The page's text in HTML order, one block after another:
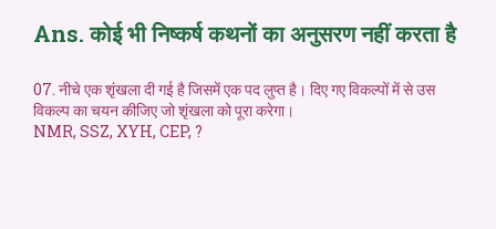
Ans. कोई भी निष्कर्ष कथनों का अनुसरण नहीं करता है
07. नीचे एक शृंखला दी गई है जिसमें एक पद लुप्त है। दिए गए विकल्पों में से उस
विकल्प का चयन कीजिए जो शृंखला को पूरा करेगा।
NMR, SSZ, XYH, CEP, ?